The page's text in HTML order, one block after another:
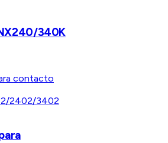
340K